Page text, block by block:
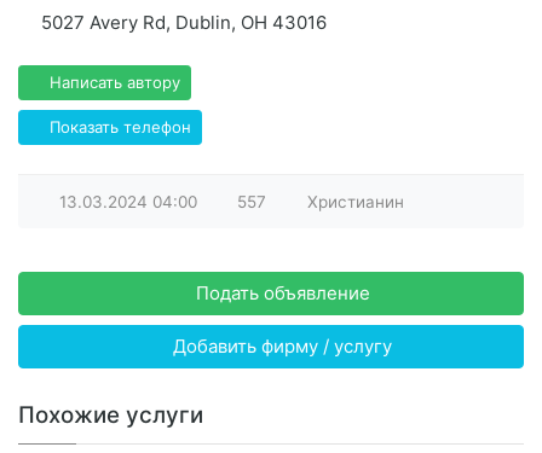
5027 Avery Rd, Dublin, OH 43016
Написать автору
Показать телефон
13.03.2024 04:00 557 Христианин
Подать объявление
Добавить фирму / услугу
Похожие услуги